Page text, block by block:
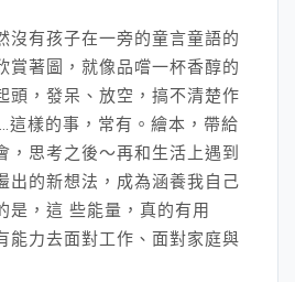
沒有孩子在一旁的童言童語的
賞著圖，就像品嚐一杯香醇的
頭，發呆、放空，搞不清楚作
這樣的事，常有。繪本，帶給
，思考之後～再和生活上遇到
出的新想法，成為涵養我自己
是，這 些能量，真的有用
能力去面對工作、面對家庭與